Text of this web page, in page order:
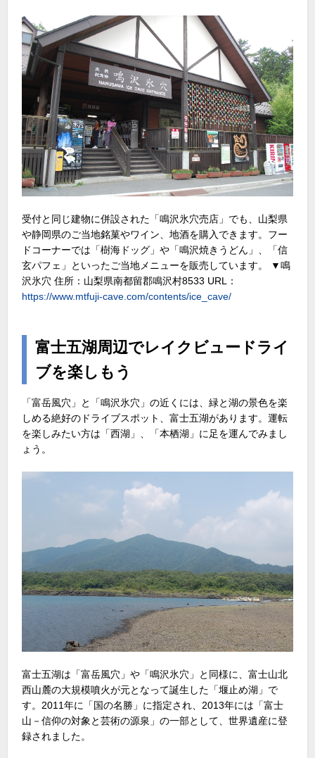
受付と同じ建物に併設された「鳴沢氷穴売店」でも、山梨県
や静岡県のご当地銘菓やワイン、地酒を購入できます。フー
ドコーナーでは「樹海ドッグ」や「鳴沢焼きうどん」、「信
玄パフェ」といったご当地メニューを販売しています。 ▼鳴
沢氷穴 住所：山梨県南都留郡鳴沢村8533 URL：
https://www.mtfuji-cave.com/contents/ice_cave/
富士五湖周辺でレイクビュードライ
ブを楽しもう
「富岳風穴」と「鳴沢氷穴」の近くには、緑と湖の景色を楽
しめる絶好のドライブスポット、富士五湖があります。運転
を楽しみたい方は「西湖」、「本栖湖」に足を運んでみまし
ょう。
富士五湖は「富岳風穴」や「鳴沢氷穴」と同様に、富士山北
西山麓の大規模噴火が元となって誕生した「堰止め湖」で
す。2011年に「国の名勝」に指定され、2013年には「富士
山－信仰の対象と芸術の源泉」の一部として、世界遺産に登
録されました。